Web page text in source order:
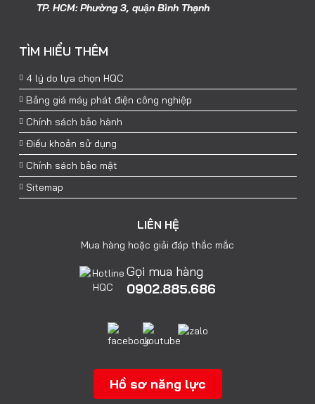
TP. HCM: Phường 3, quận Bình Thạnh
TÌM HIỂU THÊM
4 lý do lựa chọn HQC
Bảng giá máy phát điện công nghiệp
Chính sách bảo hành
Điều khoản sử dụng
Chính sách bảo mật
Sitemap
LIÊN HỆ
Mua hàng hoặc giải đáp thắc mắc
Gọi mua hàng
0902.885.686
Hồ sơ năng lực